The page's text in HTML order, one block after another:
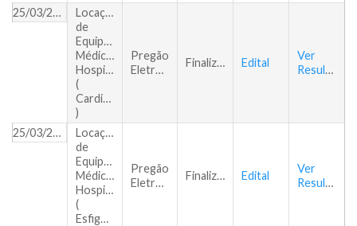
25/03/2019
Locação
de
Equipamentos
Médicos
Hospitalares
(
Cardioversor
)
Pregão
Eletrônico
Finalizado Edital
Ver
Resultado
25/03/2019
Locação
de
Equipamentos
Médicos
Hospitalares
(
Esfigmanômetro)
Pregão
Eletrônico
Finalizado Edital
Ver
Resultado